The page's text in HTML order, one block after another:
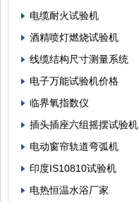
电缆耐火试验机
酒精喷灯燃烧试验机
线缆结构尺寸测量系统
电子万能试验机价格
临界氧指数仪
插头插座六组摇摆试验机
电动窗帘轨道弯弧机
印度IS10810试验机
电热恒温水浴厂家